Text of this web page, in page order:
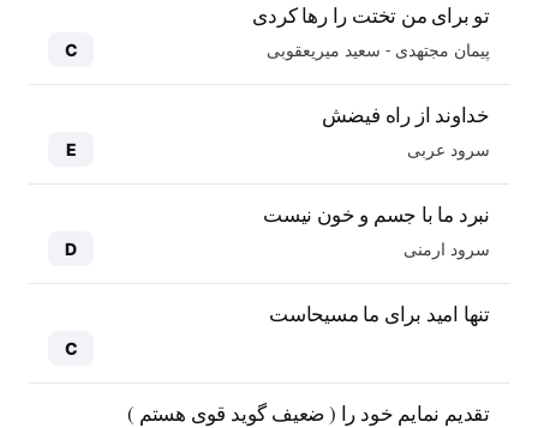
تو برای من تختت را رها کردی
پیمان مجتهدی - سعید میریعقوبی C
خداوند از راه فیضش
سرود عربی E
نبرد ما با جسم و خون نیست
سرود ارمنی D
تنها امید برای ما مسیحاست
C
تقدیم نمایم خود را ( ضعیف گوید قوی هستم )